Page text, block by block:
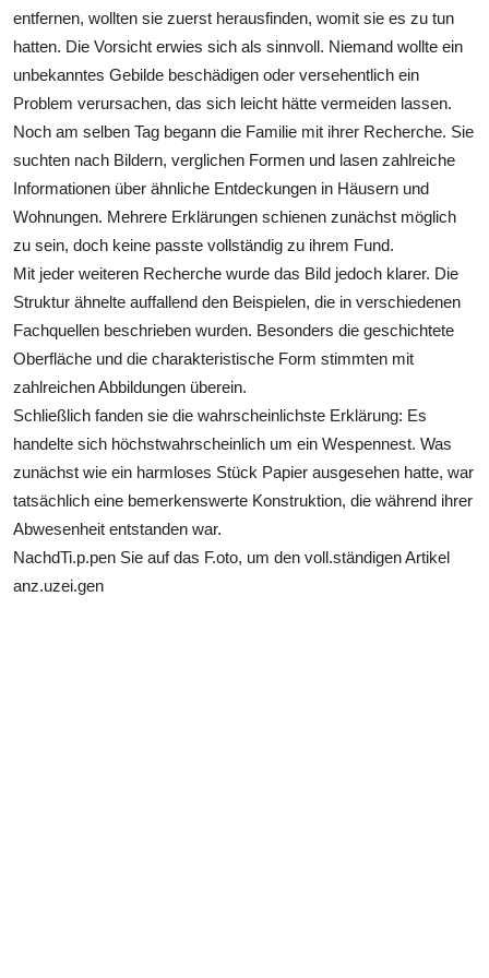
entfernen, wollten sie zuerst herausfinden, womit sie es zu tun
hatten. Die Vorsicht erwies sich als sinnvoll. Niemand wollte ein
unbekanntes Gebilde beschädigen oder versehentlich ein
Problem verursachen, das sich leicht hätte vermeiden lassen.
Noch am selben Tag begann die Familie mit ihrer Recherche. Sie
suchten nach Bildern, verglichen Formen und lasen zahlreiche
Informationen über ähnliche Entdeckungen in Häusern und
Wohnungen. Mehrere Erklärungen schienen zunächst möglich
zu sein, doch keine passte vollständig zu ihrem Fund.
Mit jeder weiteren Recherche wurde das Bild jedoch klarer. Die
Struktur ähnelte auffallend den Beispielen, die in verschiedenen
Fachquellen beschrieben wurden. Besonders die geschichtete
Oberfläche und die charakteristische Form stimmten mit
zahlreichen Abbildungen überein.
Schließlich fanden sie die wahrscheinlichste Erklärung: Es
handelte sich höchstwahrscheinlich um ein Wespennest. Was
zunächst wie ein harmloses Stück Papier ausgesehen hatte, war
tatsächlich eine bemerkenswerte Konstruktion, die während ihrer
Abwesenheit entstanden war.
NachdTi.p.pen Sie auf das F.oto, um den voll.ständigen Artikel
anz.uzei.gen